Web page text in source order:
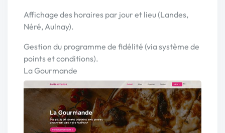
Affichage des horaires par jour et lieu (Landes,
Néré, Aulnay).
Gestion du programme de fidélité (via système de
points et conditions).
La Gourmande